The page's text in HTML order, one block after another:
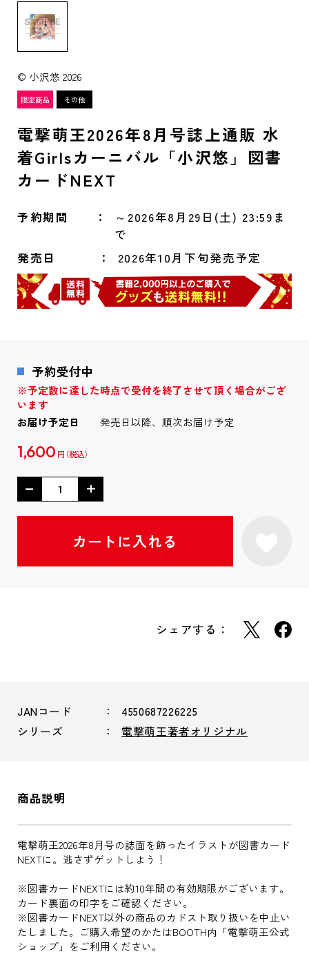
© 小沢悠 2026
電撃萌王2026年8月号誌上通販 水
着Girlsカーニバル「小沢悠」図書
カードNEXT
予約期間
～2026年8月29日(土) 23:59ま
で
発売日
2026年10月下旬発売予定
予約受付中
※予定数に達した時点で受付を終了させて頂く場合がござ
います
お届け予定日
発売日以降、順次お届け予定
1,600 円
シェアする：
JANコード
4550687226225
シリーズ
電撃萌王著者オリジナル
商品説明
電撃萌王2026年8月号の誌面を飾ったイラストが図書カード
NEXTに。逃さずゲットしよう！
※図書カードNEXTには約10年間の有効期限がございます。
カード裏面の印字をご確認ください。
※図書カードNEXT以外の商品のカドスト取り扱いを中止い
たしました。ご購入希望のかたはBOOTH内「電撃萌王公式
ショップ」をご利用ください。